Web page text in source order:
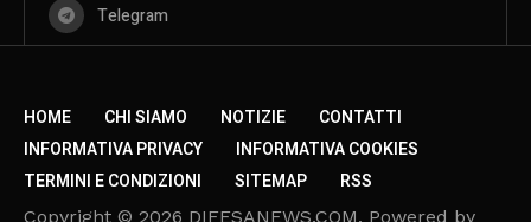
Telegram
HOME CHI SIAMO NOTIZIE
CONTATTI
INFORMATIVA PRIVACY
INFORMATIVA COOKIES
TERMINI E CONDIZIONI
SITEMAP RSS
Copyright © 2026 DIFESANEWS.COM. Powered by